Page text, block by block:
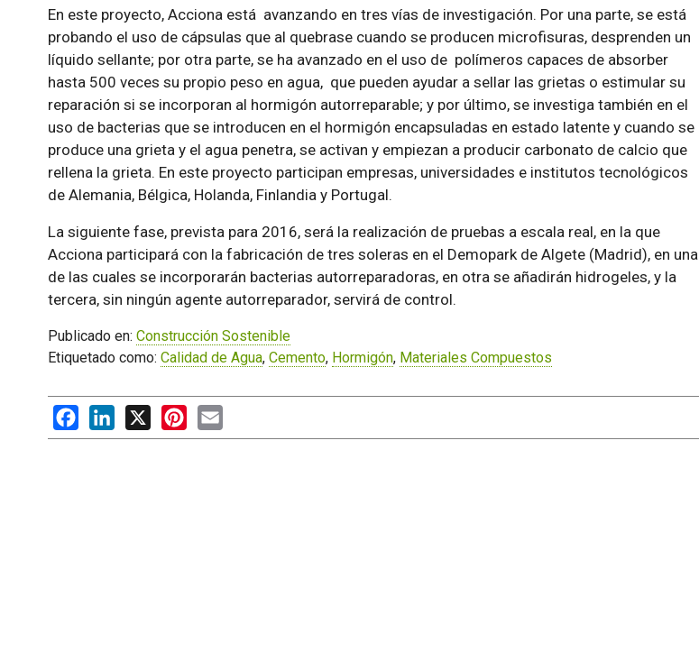
En este proyecto, Acciona está avanzando en tres vías de investigación. Por una parte, se está
probando el uso de cápsulas que al quebrase cuando se producen microfisuras, desprenden un
líquido sellante; por otra parte, se ha avanzado en el uso de polímeros capaces de absorber
hasta 500 veces su propio peso en agua, que pueden ayudar a sellar las grietas o estimular su
reparación si se incorporan al hormigón autorreparable; y por último, se investiga también en el
uso de bacterias que se introducen en el hormigón encapsuladas en estado latente y cuando se
produce una grieta y el agua penetra, se activan y empiezan a producir carbonato de calcio que
rellena la grieta. En este proyecto participan empresas, universidades e institutos tecnológicos
de Alemania, Bélgica, Holanda, Finlandia y Portugal.
La siguiente fase, prevista para 2016, será la realización de pruebas a escala real, en la que
Acciona participará con la fabricación de tres soleras en el Demopark de Algete (Madrid), en una
de las cuales se incorporarán bacterias autorreparadoras, en otra se añadirán hidrogeles, y la
tercera, sin ningún agente autorreparador, servirá de control.
Publicado en: Construcción Sostenible
Etiquetado como: Calidad de Agua, Cemento, Hormigón, Materiales Compuestos
FacebookLinkedIn
X PinterestEmail